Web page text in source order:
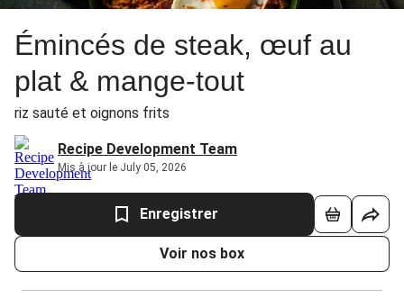
Émincés de steak, œuf au
plat & mange-tout
riz sauté et oignons frits
Recipe Development Team
Mis à jour le July 05, 2026
Enregistrer
Voir nos box